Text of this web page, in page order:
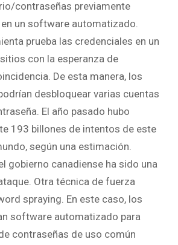
contraseñas previamente
un software automatizado.
prueba las credenciales en un
con la esperanza de
De esta manera, los
desbloquear varias cuentas
El año pasado hubo
193 billones de intentos de este
según una estimación.
gobierno canadiense ha sido una
Otra técnica de fuerza
spraying. En este caso, los
software automatizado para
contraseñas de uso común